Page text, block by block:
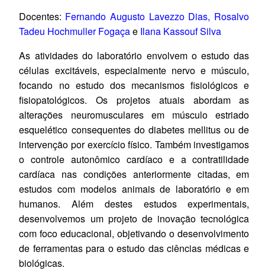
Docentes: Fernando Augusto Lavezzo Dias, Rosalvo
Tadeu Hochmuller Fogaçae Ilana Kassouf Silva
As atividades do laboratório envolvem o estudo das
células excitáveis, especialmente nervo e músculo,
focando no estudo dos mecanismos fisiológicos e
fisiopatológicos. Os projetos atuais abordam as
alterações neuromusculares em músculo estriado
esquelético consequentes do diabetes mellitus ou de
intervenção por exercício físico. Também investigamos
o controle autonômico cardíaco e a contratilidade
cardíaca nas condições anteriormente citadas, em
estudos com modelos animais de laboratório e em
humanos. Além destes estudos experimentais,
desenvolvemos um projeto de inovação tecnológica
com foco educacional, objetivando o desenvolvimento
de ferramentas para o estudo das ciências médicas e
biológicas.